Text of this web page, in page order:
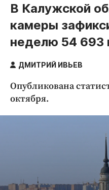
Новости компаний
Статьи
Народные
Авто и транспорт
Криминал
Праздники
В Калужской
камеры
неделю 54 693
ДМИТРИЙ ИВЬЕВ
Опубликована
октября.